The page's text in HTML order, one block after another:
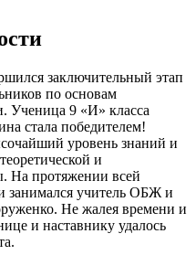
заключительный этап
по основам
Ученица 9 «И» класса
стала победителем!
уровень знаний и
и
На протяжении всей
занимался учитель ОБЖ и
Не жалея времени и
и наставнику удалось